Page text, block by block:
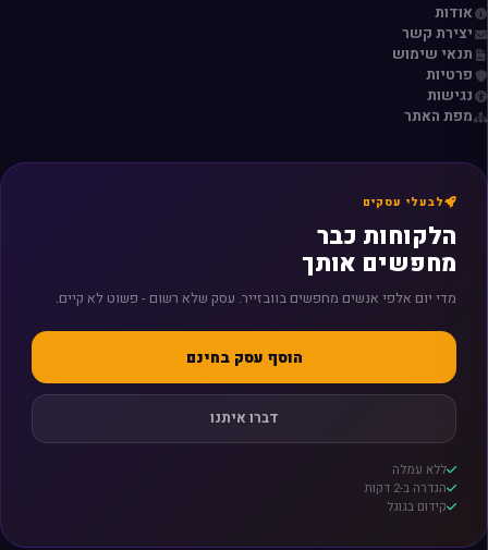
אודות
יצירת קשר
תנאי שימוש
פרטיות
נגישות
מפת האתר
לבעלי עסקים
הלקוחות כבר
מחפשים אותך
מדי יום אלפי אנשים מחפשים בוובזייר. עסק שלא רשום - פשוט לא קיים.
הוסף עסק בחינם
דברו איתנו
ללא עמלה
הגדרה ב-2 דקות
קידום בגוגל